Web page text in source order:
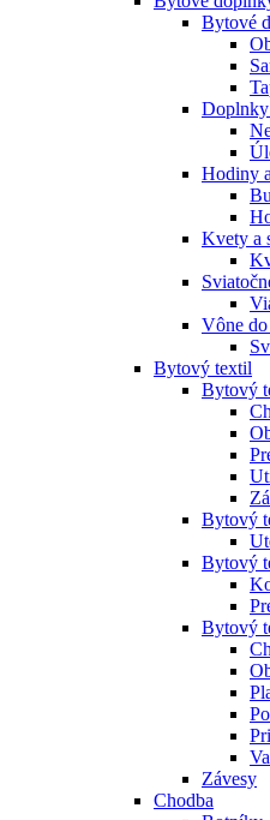
Bytové
Doplnky
Hodiny
Kvety a
Vône
Bytový textil
Bytový
Bytový
Bytový
Bytový
Závesy
Chodba